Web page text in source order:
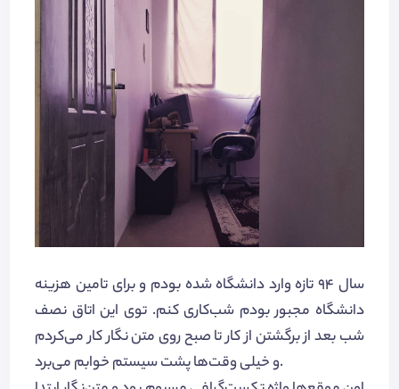
سال ۹۴ تازه وارد دانشگاه شده بودم و برای تامین هزینه
دانشگاه مجبور بودم شب‌کاری کنم. توی این اتاق نصف
شب بعد از برگشتن از کار تا صبح روی متن نگار کار می‌کردم
و خیلی وقت‌ها پشت سیستم خوابم می‌برد.